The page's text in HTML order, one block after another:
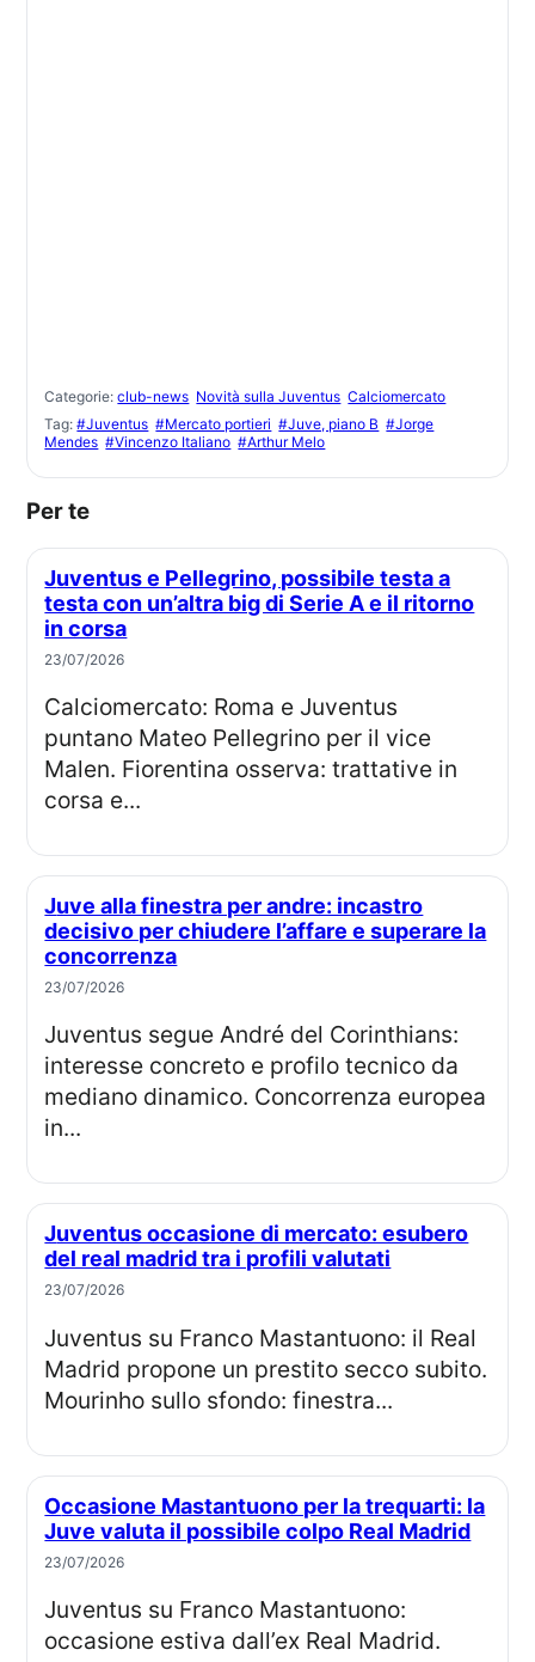
Categorie:club-news Novità sulla Juventus Calciomercato
Tag:#Juventus #Mercato portieri #Juve, piano B #Jorge
Mendes #Vincenzo Italiano #Arthur Melo
Per te
Juventus e Pellegrino, possibile testa a
testa con un’altra big di Serie A e il ritorno
in corsa
23/07/2026
Calciomercato: Roma e Juventus
puntano Mateo Pellegrino per il vice
Malen. Fiorentina osserva: trattative in
corsa e...
Juve alla finestra per andre: incastro
decisivo per chiudere l’affare e superare la
concorrenza
23/07/2026
Juventus segue André del Corinthians:
interesse concreto e profilo tecnico da
mediano dinamico. Concorrenza europea
in...
Juventus occasione di mercato: esubero
del real madrid tra i profili valutati
23/07/2026
Juventus su Franco Mastantuono: il Real
Madrid propone un prestito secco subito.
Mourinho sullo sfondo: finestra...
Occasione Mastantuono per la trequarti: la
Juve valuta il possibile colpo Real Madrid
23/07/2026
Juventus su Franco Mastantuono:
occasione estiva dall’ex Real Madrid.